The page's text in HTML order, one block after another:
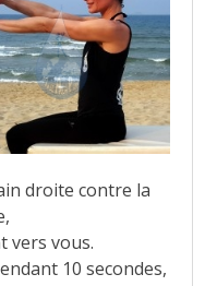
droite contre la
vers vous.
10 secondes,